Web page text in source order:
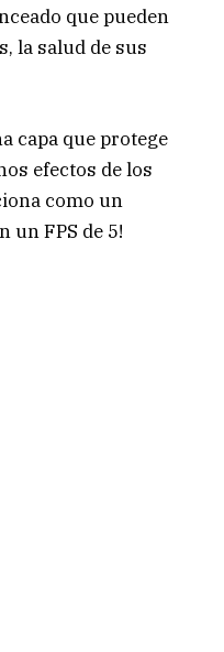
que pueden
la salud de sus
capa que protege
efectos de los
como un
un FPS de 5!